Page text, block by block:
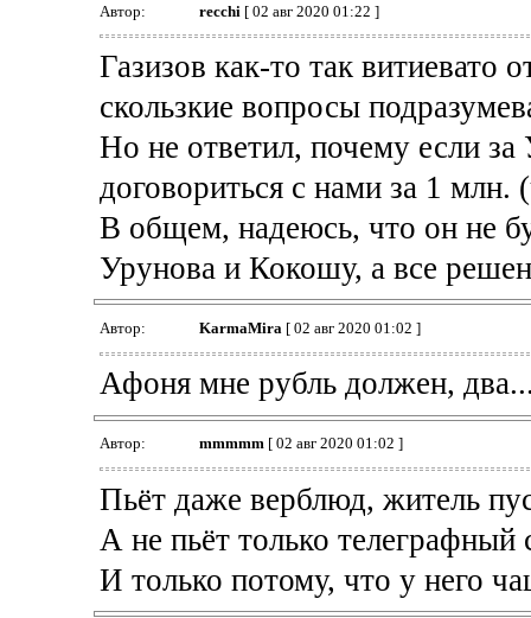
Автор: recchi [ 02 авг 2020 01:22 ]
Газизов как-то так витиевато
скользкие вопросы
Но не ответил, почему если
договориться с нами за 1
В общем, надеюсь, что он не
Урунова и Кокошу, а все
Автор: KarmaMira [ 02 авг 2020 01:02 ]
Афоня мне рубль должен,
Автор: mmmmm[ 02 авг 2020 01:02 ]
Пьёт даже верблюд, житель
А не пьёт только телеграфный
И только потому, что у него